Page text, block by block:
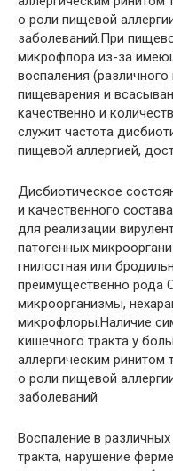
о роли пищевой
заболеваний.При
микрофлора из-за
воспаления
пищеварения и
качественно и
служит частота
пищевой аллергией,
Дисбиотическое
и качественного
для реализации
патогенных
гнилостная или
преимущественно рода
микроорганизмы,
микрофлоры.Наличие
кишечного тракта у
аллергическим ринитом
о роли пищевой
заболеваний
Воспаление в
тракта, нарушение